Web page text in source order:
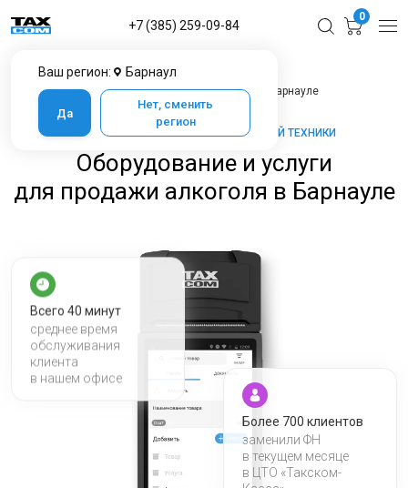
Ваш регион: Барнаул
Да
Нет, сменить
регион
+7 (385) 259-09-84
0
Главная
Услуги ЦТО
Оборудование и услуги для продажи алкоголя в Барнауле
ТАКСКОМ-КАССА — МАРКЕТ КАССОВОЙ ТЕХНИКИ
Оборудование и услуги
для продажи алкоголя в Барнауле
Всего 40 минут
среднее время
обслуживания
клиента
в нашем офисе
Более 700 клиентов
заменили ФН
в текущем месяце
в ЦТО «Такском-